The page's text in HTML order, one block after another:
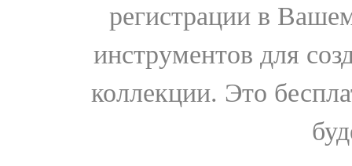
регистрации в
инструментов для
коллекции. Это